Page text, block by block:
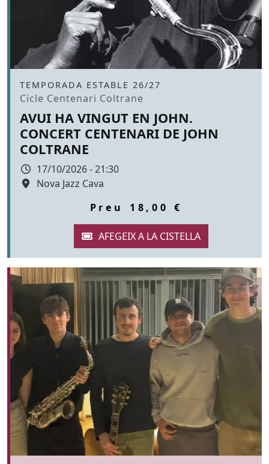
Àmbit
TEMPORADA ESTABLE 26/27
Promoció
Cicle Centenari Coltrane
AVUI HA VINGUT EN JOHN.
CONCERT CENTENARI DE JOHN
COLTRANE
Data
17/10/2026 - 21:30
Espai
Nova Jazz Cava
Preu 18,00 €